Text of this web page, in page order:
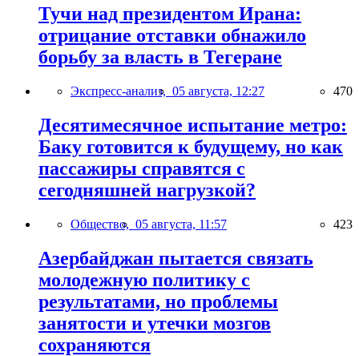
Тучи над президентом Ирана:
отрицание отставки обнажило
борьбу за власть в Тегеране
Экспресс-анализ, 05 августа, 12:27 470
Десятимесячное испытание метро:
Баку готовится к будущему, но как
пассажиры справятся с
сегодняшней нагрузкой?
Общество, 05 августа, 11:57 423
Азербайджан пытается связать
молодежную политику с
результатами, но проблемы
занятости и утечки мозгов
сохраняются